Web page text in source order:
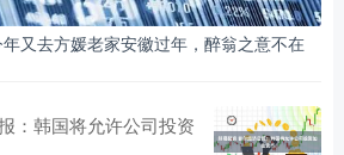
又去方媛老家安徽过年，醉翁之意不在
：韩国将允许公司投资